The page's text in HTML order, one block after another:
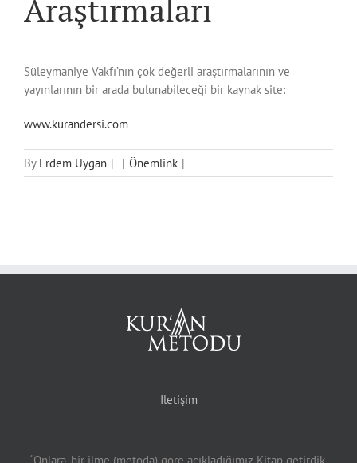
Araştırmaları
Süleymaniye Vakfı’nın çok değerli araştırmalarının ve
yayınlarının bir arada bulunabileceği bir kaynak site:
www.kurandersi.com
By Erdem Uygan | | Önemlink |
İletişim